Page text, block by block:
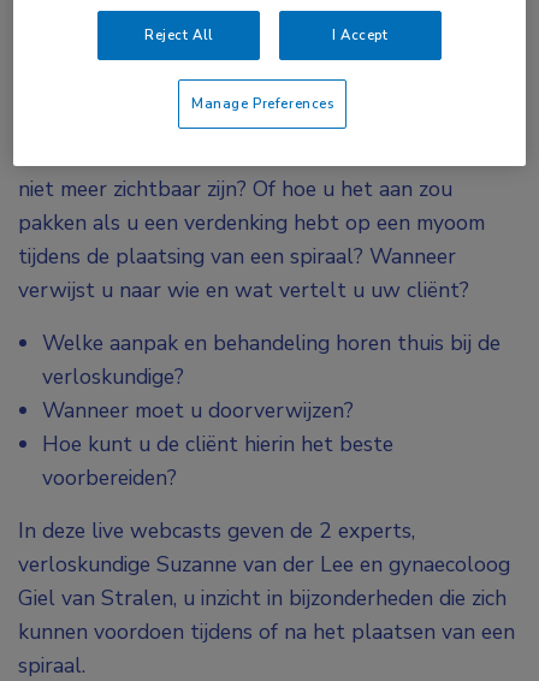
Heeft u zich weleens afgevraagd hoe u het beste
niet meer zichtbaar zijn? Of hoe u het aan zou
pakken als u een verdenking hebt op een myoom
tijdens de plaatsing van een spiraal? Wanneer
verwijst u naar wie en wat vertelt u uw cliënt?
Welke aanpak en behandeling horen thuis bij de
verloskundige?
Wanneer moet u doorverwijzen?
Hoe kunt u de cliënt hierin het beste
voorbereiden?
In deze live webcasts geven de 2 experts,
verloskundige Suzanne van der Lee en gynaecoloog
Giel van Stralen, u inzicht in bijzonderheden die zich
kunnen voordoen tijdens of na het plaatsen van een
spiraal.
Reject All I Accept
Manage Preferences